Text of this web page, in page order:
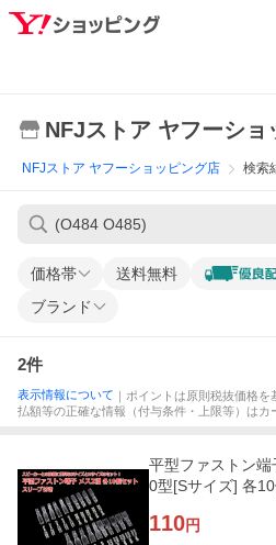
NFJストア ヤフーショ
NFJストア ヤフーショッピング店 検索
価格帯 送料無料
ブランド
2件
表示情報について ｜ポイントは原則税抜価格
払額等の正確な情報（付与条件・上限等）はカ
平型ファストン
0型[Sサイズ] 各
110円